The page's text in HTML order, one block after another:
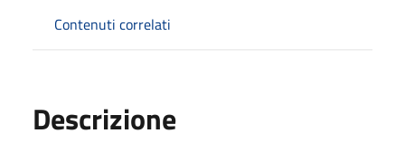
Contenuti correlati
Descrizione